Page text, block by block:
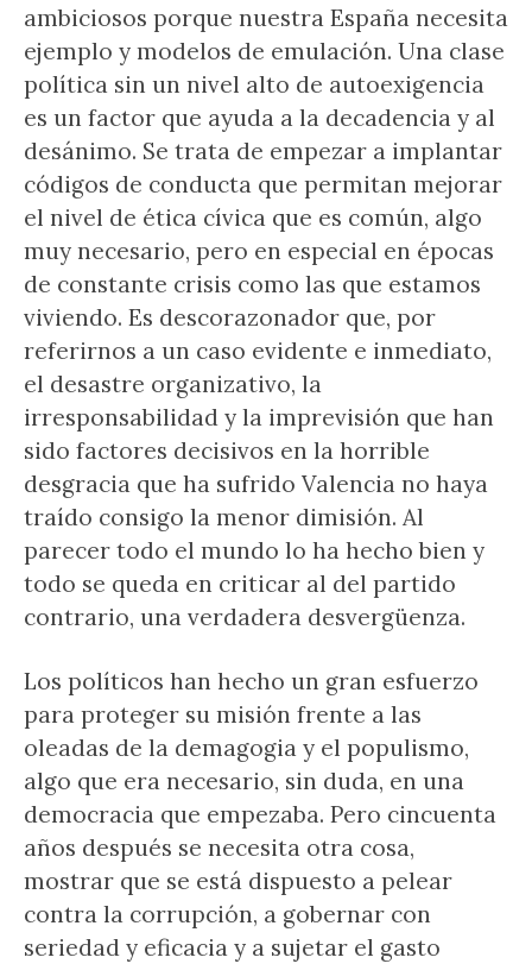
ambiciosos porque nuestra España necesita
ejemplo y modelos de emulación. Una clase
política sin un nivel alto de autoexigencia
es un factor que ayuda a la decadencia y al
desánimo. Se trata de empezar a implantar
códigos de conducta que permitan mejorar
el nivel de ética cívica que es común, algo
muy necesario, pero en especial en épocas
de constante crisis como las que estamos
viviendo. Es descorazonador que, por
referirnos a un caso evidente e inmediato,
el desastre organizativo, la
irresponsabilidad y la imprevisión que han
sido factores decisivos en la horrible
desgracia que ha sufrido Valencia no haya
traído consigo la menor dimisión. Al
parecer todo el mundo lo ha hecho bien y
todo se queda en criticar al del partido
contrario, una verdadera desvergüenza.
Los políticos han hecho un gran esfuerzo
para proteger su misión frente a las
oleadas de la demagogia y el populismo,
algo que era necesario, sin duda, en una
democracia que empezaba. Pero cincuenta
años después se necesita otra cosa,
mostrar que se está dispuesto a pelear
contra la corrupción, a gobernar con
seriedad y eficacia y a sujetar el gasto